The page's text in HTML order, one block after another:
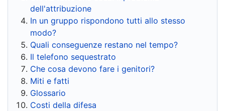
dell'attribuzione
In un gruppo rispondono tutti allo stesso
modo?
Quali conseguenze restano nel tempo?
Il telefono sequestrato
Che cosa devono fare i genitori?
Miti e fatti
Glossario
Costi della difesa